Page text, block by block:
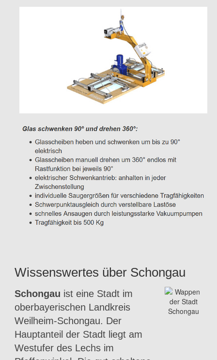
Wissenswertes über Schongau
Schongau ist eine Stadt im
oberbayerischen Landkreis
Weilheim-Schongau. Der
Hauptanteil der Stadt liegt am
Westufer des Lechs im